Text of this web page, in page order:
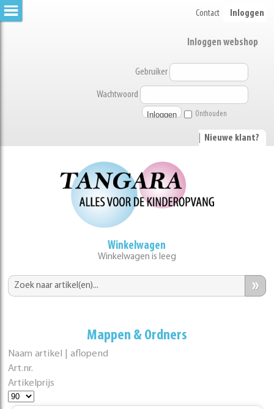
Contact Inloggen
Inloggen webshop
Gebruiker
Wachtwoord
Onthouden
Nieuwe klant?
Winkelwagen
Winkelwagen is leeg
»
Mappen & Ordners
Naam artikel | aflopend
Art.nr.
Artikelprijs